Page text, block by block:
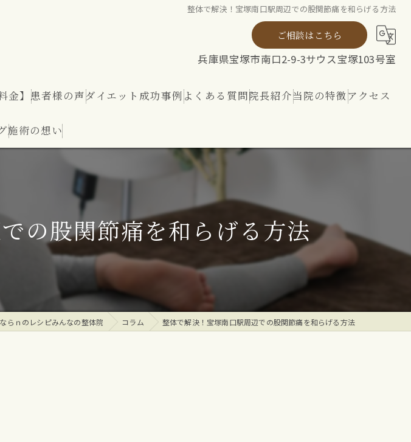
整体で解決！宝塚南口駅周辺での股関節痛を和らげる方法
ご相談はこちら
兵庫県宝塚市南口2-9-3サウス宝塚103号室
金】 患者様の声ダイエット成功事例よくある質問院長紹介当院の特徴アクセス
施術の想い
の股関節痛を和らげる方法
らｎのレシピみんなの整体院 コラム 整体で解決！宝塚南口駅周辺での股関節痛を和らげる方法